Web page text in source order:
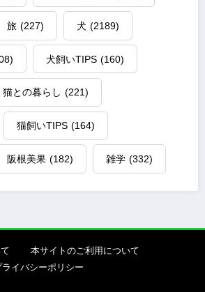
旅 (227) 犬 (2189)
犬飼いTIPS (160)
猫との暮らし (221)
猫飼いTIPS (164)
阪根美果 (182) 雑学 (332)
本サイトのご利用について
ライバシーポリシー